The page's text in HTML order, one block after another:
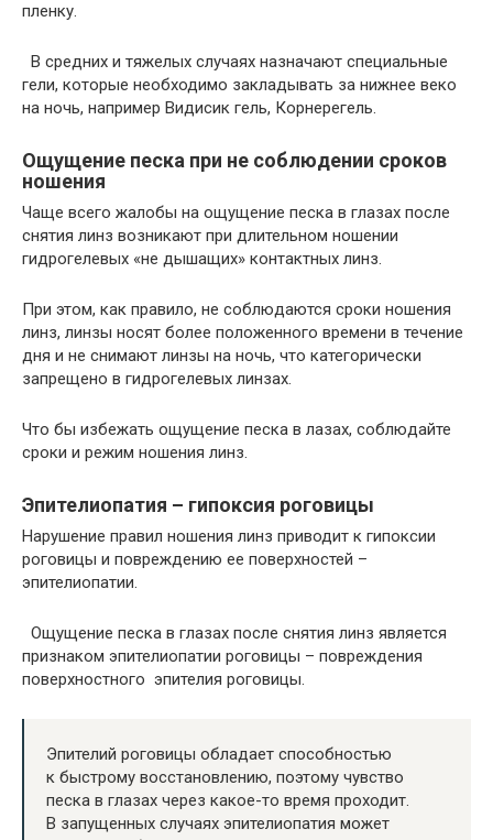
пленку.
В средних и тяжелых случаях назначают специальные
гели, которые необходимо закладывать за нижнее веко
на ночь, например Видисик гель, Корнерегель.
Ощущение песка при не соблюдении сроков
ношения
Чаще всего жалобы на ощущение песка в глазах после
снятия линз возникают при длительном ношении
гидрогелевых «не дышащих» контактных линз.
При этом, как правило, не соблюдаются сроки ношения
линз, линзы носят более положенного времени в течение
дня и не снимают линзы на ночь, что категорически
запрещено в гидрогелевых линзах.
Что бы избежать ощущение песка в лазах, соблюдайте
сроки и режим ношения линз.
Эпителиопатия – гипоксия роговицы
Нарушение правил ношения линз приводит к гипоксии
роговицы и повреждению ее поверхностей –
эпителиопатии.
Ощущение песка в глазах после снятия линз является
признаком эпителиопатии роговицы – повреждения
поверхностного эпителия роговицы.
Эпителий роговицы обладает способностью
к быстрому восстановлению, поэтому чувство
песка в глазах через какое-то время проходит.
В запущенных случаях эпителиопатия может